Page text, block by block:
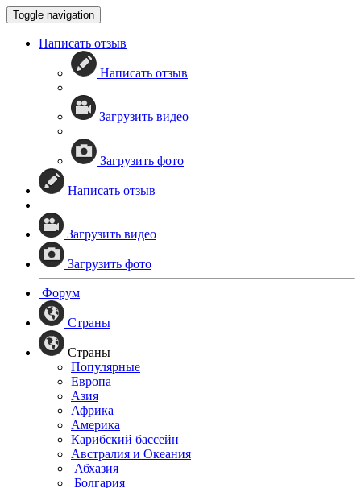
Toggle navigation
Написать отзыв
Написать отзыв
Загрузить видео
Загрузить фото
Написать отзыв
Загрузить видео
Загрузить фото
Форум
Страны
Страны
Популярные
Европа
Азия
Африка
Америка
Карибский бассейн
Австралия и Океания
Абхазия
Болгария